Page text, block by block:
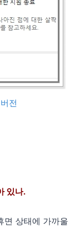
전
있나.
면 상태에 가까울